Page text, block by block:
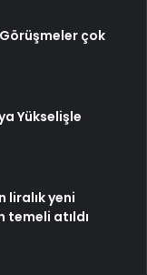
çok
Yükselişle
liralık yeni
temeli atıldı